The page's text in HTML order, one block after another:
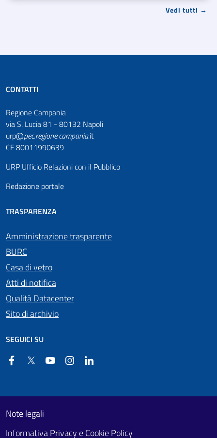
Vedi tutti →
CONTATTI
Regione Campania
via S. Lucia 81 - 80132 Napoli
urp@pec.regione.campania.it
CF 80011990639
URP Ufficio Relazioni con il Pubblico
Redazione portale
TRASPARENZA
Amministrazione trasparente
BURC
Casa di vetro
Atti di notifica
Qualità Datacenter
Sito di archivio
SEGUICI SU
FacebookTwitter YouTube Instagram
Footer First
Useful links section
Note legali
Informativa Privacy e Cookie Policy